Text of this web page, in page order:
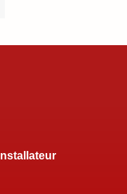
Installateur